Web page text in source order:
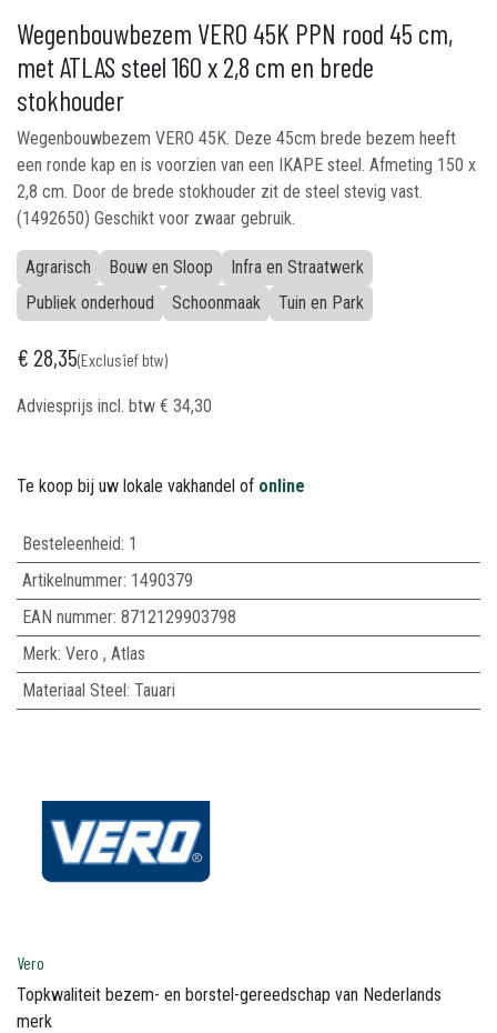
Wegenbouwbezem VERO 45K PPN rood 45 cm,
met ATLAS steel 160 x 2,8 cm en brede
stokhouder
Wegenbouwbezem VERO 45K. Deze 45cm brede bezem heeft
een ronde kap en is voorzien van een IKAPE steel. Afmeting 150 x
2,8 cm. Door de brede stokhouder zit de steel stevig vast.
(1492650) Geschikt voor zwaar gebruik.
Agrarisch Bouw en Sloop
Infra en Straatwerk
Publiek onderhoud
Schoonmaak Tuin en Park
€ 28,35(Exclusief btw)
Adviesprijs incl. btw € 34,30
Te koop bij uw lokale vakhandel of online
Besteleenheid: 1
Artikelnummer: 1490379
EAN nummer: 8712129903798
Merk: Vero , Atlas
Materiaal Steel: Tauari
Vero
Topkwaliteit bezem- en borstel-gereedschap van Nederlands
merk